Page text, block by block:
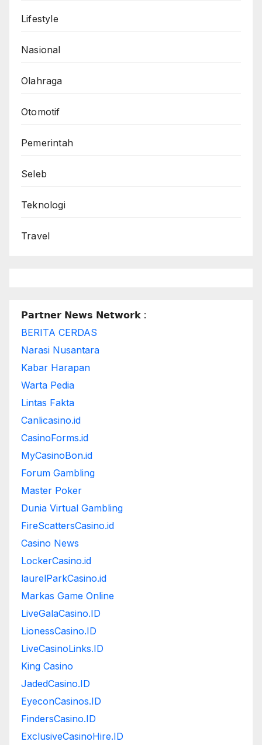
Lifestyle
Nasional
Olahraga
Otomotif
Pemerintah
Seleb
Teknologi
Travel
𝗣𝗮𝗿𝘁𝗻𝗲𝗿 𝗡𝗲𝘄𝘀 𝗡𝗲𝘁𝘄𝗼𝗿𝗸 :
BERITA CERDAS
Narasi Nusantara
Kabar Harapan
Warta Pedia
Lintas Fakta
Canlicasino.id
CasinoForms.id
MyCasinoBon.id
Forum Gambling
Master Poker
Dunia Virtual Gambling
FireScattersCasino.id
Casino News
LockerCasino.id
laurelParkCasino.id
Markas Game Online
LiveGalaCasino.ID
LionessCasino.ID
LiveCasinoLinks.ID
King Casino
JadedCasino.ID
EyeconCasinos.ID
FindersCasino.ID
ExclusiveCasinoHire.ID